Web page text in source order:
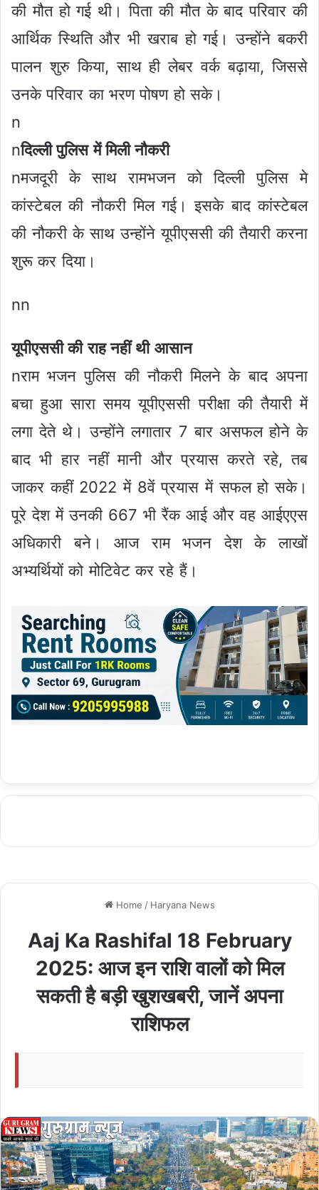
की मौत हो गई थी। पिता की मौत के बाद परिवार की
आर्थिक स्थिति और भी खराब हो गई। उन्होंने बकरी
पालन शुरु किया, साथ ही लेबर वर्क बढ़ाया, जिससे
उनके परिवार का भरण पोषण हो सके।
n
nदिल्ली पुलिस में मिली नौकरी
nमजदूरी के साथ रामभजन को दिल्ली पुलिस मे
कांस्टेबल की नौकरी मिल गई। इसके बाद कांस्टेबल
की नौकरी के साथ उन्होंने यूपीएससी की तैयारी करना
शुरू कर दिया।
nn
यूपीएससी की राह नहीं थी आसान
nराम भजन पुलिस की नौकरी मिलने के बाद अपना
बचा हुआ सारा समय यूपीएससी परीक्षा की तैयारी में
लगा देते थे। उन्होंने लगातार 7 बार असफल होने के
बाद भी हार नहीं मानी और प्रयास करते रहे, तब
जाकर कहीं 2022 में 8वें प्रयास में सफल हो सके।
पूरे देश में उनकी 667 भी रैंक आई और वह आईएएस
अधिकारी बने। आज राम भजन देश के लाखों
अभ्यर्थियों को मोटिवेट कर रहे हैं।